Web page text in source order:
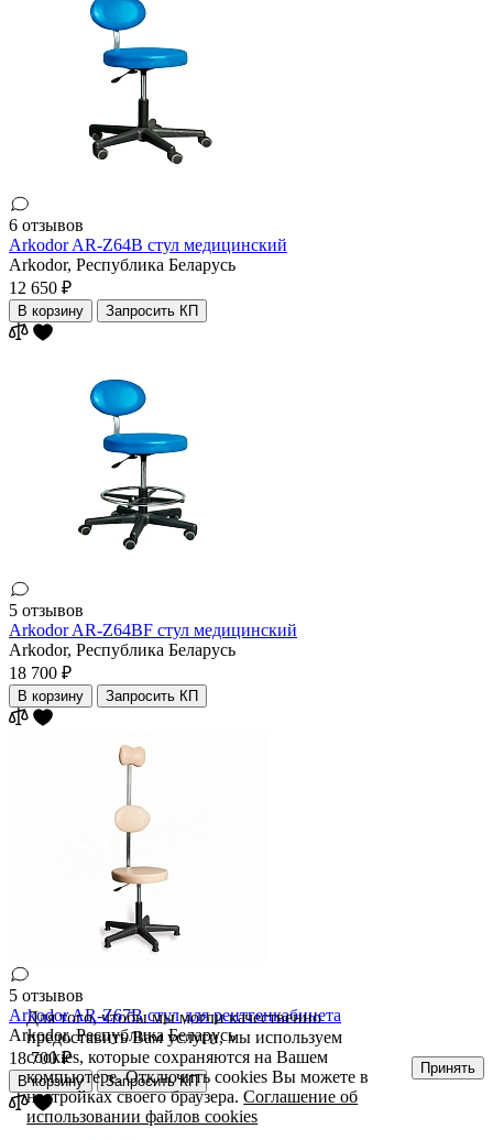
6 отзывов
Arkodor AR-Z64B стул медицинский
Arkodor, Республика Беларусь
12 650 ₽
В корзину Запросить КП
5 отзывов
Arkodor AR-Z64BF стул медицинский
Arkodor, Республика Беларусь
18 700 ₽
В корзину Запросить КП
5 отзывов
Arkodor AR-Z67B cтул для рентгенкабинета
Arkodor,Республика Беларусь
18 700 ₽
В корзину Запросить КП
Для того, чтобы мы могли качественно
предоставить Вам услуги, мы используем
cookies, которые сохраняются на Вашем
компьютере. Отключить cookies Вы можете в
настройках своего браузера.Соглашение об
использовании файлов cookies
Принять